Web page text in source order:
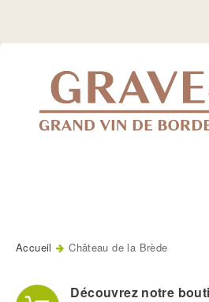
Jump
Accueil Château de la Brède
Découvrez notre